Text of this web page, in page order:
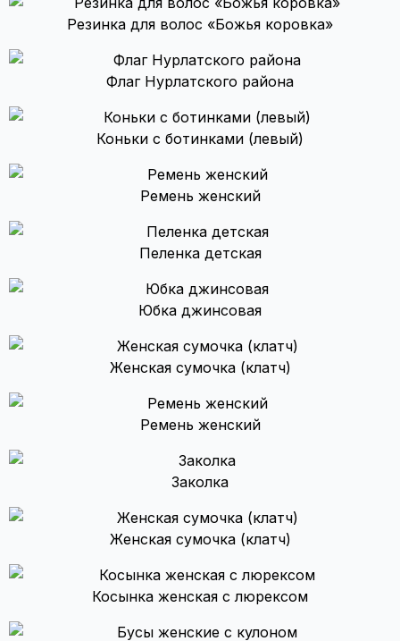
Резинка для волос «Божья коровка»
Флаг Нурлатского района
Коньки с ботинками (левый)
Ремень женский
Пеленка детская
Юбка джинсовая
Женская сумочка (клатч)
Ремень женский
Заколка
Женская сумочка (клатч)
Косынка женская с люрексом